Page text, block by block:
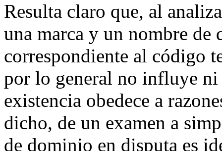
Resulta claro que, al
una marca y un nombre
correspondiente al código
por lo general no influye ni
existencia obedece a
dicho, de un examen a
de dominio en disputa es